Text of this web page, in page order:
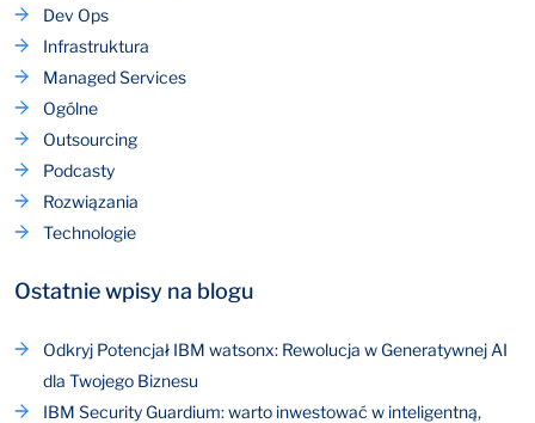
Dev Ops
Infrastruktura
Managed Services
Ogólne
Outsourcing
Podcasty
Rozwiązania
Technologie
Ostatnie wpisy na blogu
Odkryj Potencjał IBM watsonx: Rewolucja w Generatywnej AI
dla Twojego Biznesu
IBM Security Guardium: warto inwestować w inteligentną,